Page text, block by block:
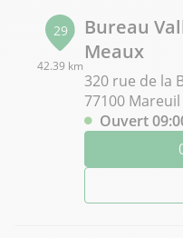
29
42.39 km
Bureau
Meaux
320 rue de la
77100
Ouvert